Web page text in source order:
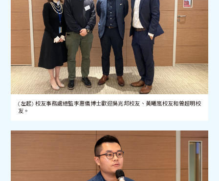
(左起) 校友事務處總監李惠儀博士歡迎吳兆邦校友、黃曦嵐校友和曾超明校
友。